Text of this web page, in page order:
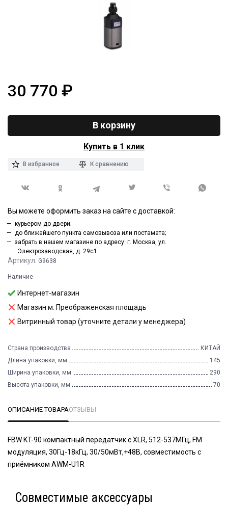
Артикул: G9638
Наличие
Интернет-магазин
Магазин м. Преображенская площадь
Витринный товар (уточните детали у менеджера)
Страна производства
КИТАЙ
Длина упаковки, мм
145
Ширина упаковки, мм
290
Высота упаковки, мм
70
30 770 ₽
В корзину
Купить в 1 клик
В избранное К сравнению
Вы можете оформить заказ на сайте с доставкой:
курьером до двери;
до ближайшего пункта самовывоза или постамата;
забрать в нашем магазине по адресу: г. Москва, ул.
Электрозаводская, д. 29с1.
ОПИСАНИЕ ТОВАРАОТЗЫВЫ
FBW KT-90 компактный передатчик с XLR, 512-537МГц, FM
модуляция, 30Гц-18кГц, 30/50мВт,+48В, совместимость с
приёмником AWM-U1R
Совместимые аксессуары